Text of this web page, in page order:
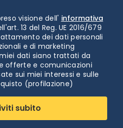
visione dell' informativa
13 del Reg. UE 2016/679
dei dati personali
e di marketing
dati siano trattati da
offerte e comunicazioni
sui miei interessi e sulle
(profilazione)
subito